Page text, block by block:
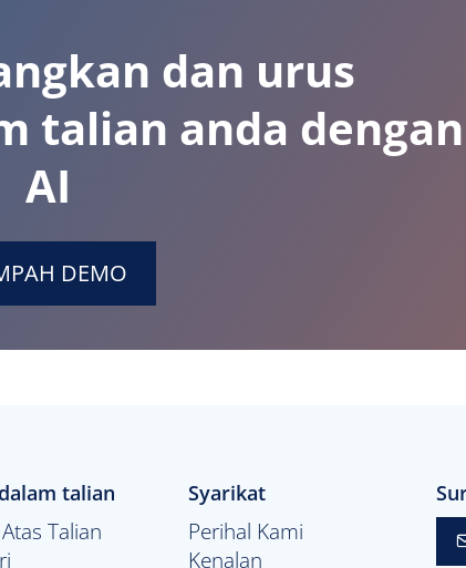
dan urus
talian anda dengan
AI
DEMO
talian
Talian
Syarikat
Perihal Kami
Kenalan